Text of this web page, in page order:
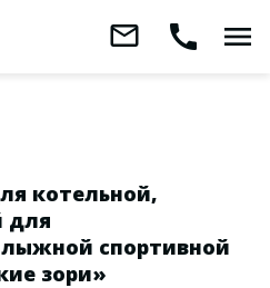
Заказать
mail_outline call menu
котельной,
для
спортивной
зори»